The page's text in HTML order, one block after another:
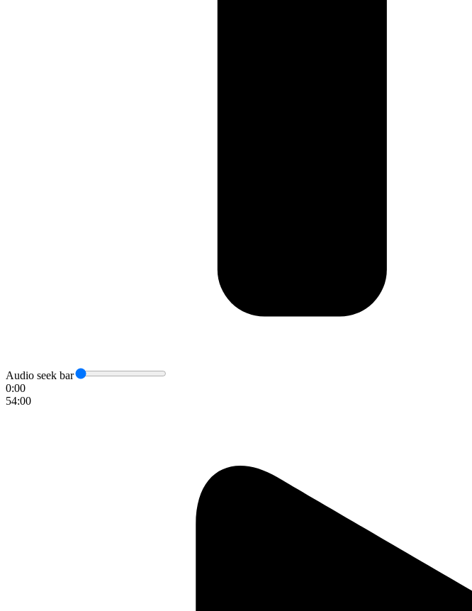
Audio seek bar
0:00
54:00